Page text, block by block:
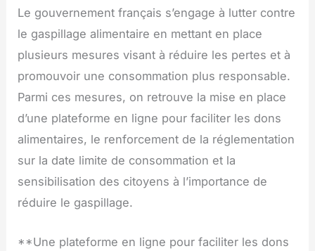
Le gouvernement français s’engage à lutter contre
le gaspillage alimentaire en mettant en place
plusieurs mesures visant à réduire les pertes et à
promouvoir une consommation plus responsable.
Parmi ces mesures, on retrouve la mise en place
d’une plateforme en ligne pour faciliter les dons
alimentaires, le renforcement de la réglementation
sur la date limite de consommation et la
sensibilisation des citoyens à l’importance de
réduire le gaspillage.
**Une plateforme en ligne pour faciliter les dons